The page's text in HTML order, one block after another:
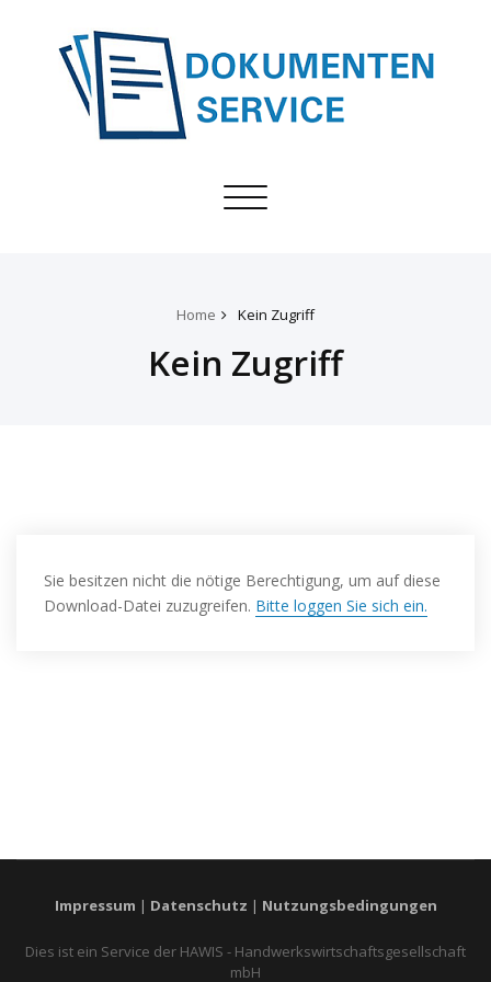
Toggle
Home Kein Zugriff
Kein Zugriff
Sie besitzen nicht die nötige Berechtigung, um auf diese
Download-Datei zuzugreifen. Bitte loggen Sie sich ein.
Impressum | Datenschutz | Nutzungsbedingungen
Dies ist ein Service der HAWIS - Handwerkswirtschaftsgesellschaft
mbH